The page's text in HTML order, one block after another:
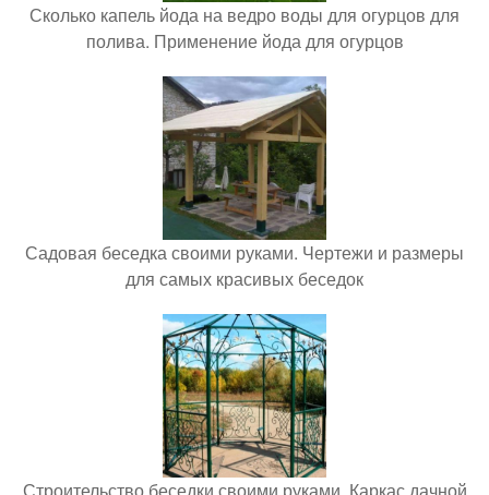
Сколько капель йода на ведро воды для огурцов для
полива. Применение йода для огурцов
Садовая беседка своими руками. Чертежи и размеры
для самых красивых беседок
Строительство беседки своими руками. Каркас дачной